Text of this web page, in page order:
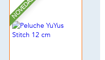
NOVEDAD